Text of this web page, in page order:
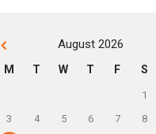
August 2026
M T W T F S
1
3
4 5 6 7 8
« Dec